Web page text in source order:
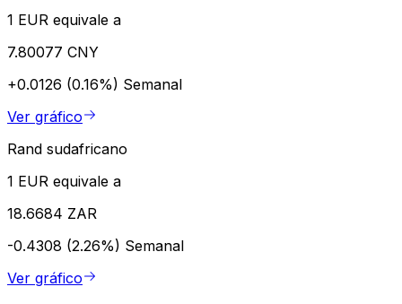
1 EUR equivale a
7.80077 CNY
+0.0126 (0.16%) Semanal
Ver gráfico
Rand sudafricano
1 EUR equivale a
18.6684 ZAR
-0.4308 (2.26%) Semanal
Ver gráfico